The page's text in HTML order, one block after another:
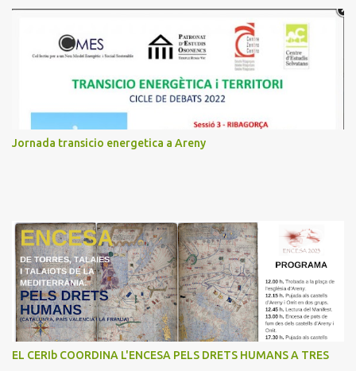
n
a
Jornada transicio energetica a Areny
EL CERIb COORDINA L'ENCESA PELS DRETS HUMANS A TRES